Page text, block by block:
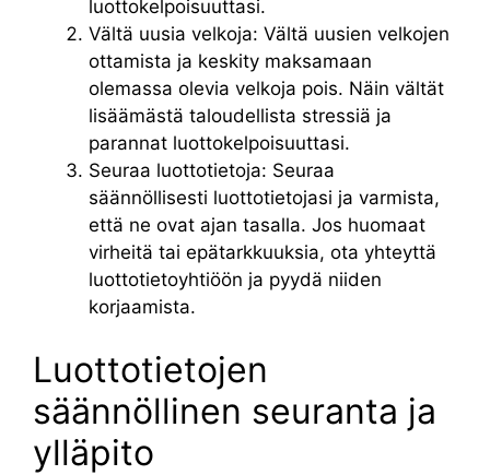
luottokelpoisuuttasi.
Vältä uusia velkoja: Vältä uusien velkojen
ottamista ja keskity maksamaan
olemassa olevia velkoja pois. Näin vältät
lisäämästä taloudellista stressiä ja
parannat luottokelpoisuuttasi.
Seuraa luottotietoja: Seuraa
säännöllisesti luottotietojasi ja varmista,
että ne ovat ajan tasalla. Jos huomaat
virheitä tai epätarkkuuksia, ota yhteyttä
luottotietoyhtiöön ja pyydä niiden
korjaamista.
Luottotietojen
säännöllinen seuranta ja
ylläpito